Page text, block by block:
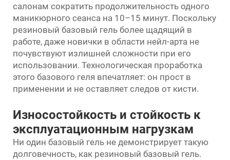
салонам сократить продолжительность одного
маникюрного сеанса на 10–15 минут. Поскольку
резиновый базовый гель более щадящий в
работе, даже новички в области нейл-арта не
почувствуют излишней сложности при его
использовании. Технологическая проработка
этого базового геля впечатляет: он прост в
применении и не оставляет следов от кисти.
Износостойкость и стойкость к
эксплуатационным нагрузкам
Ни один базовый гель не демонстрирует такую
долговечность, как резиновый базовый гель.